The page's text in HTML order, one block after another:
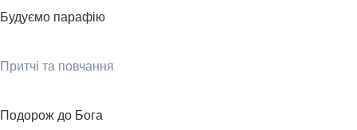
Будуємо парафію
Притчі та повчання
Подорож до Бога